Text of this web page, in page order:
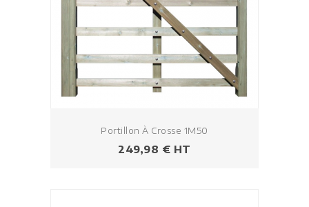
Portillon À Crosse 1M50
Prix
249,98 € HT